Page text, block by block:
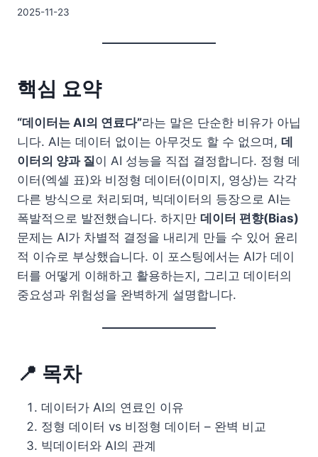
By
2025-11-23
핵심 요약
“데이터는 AI의 연료다”라는 말은 단순한 비유가 아닙
니다. AI는 데이터 없이는 아무것도 할 수 없으며, 데
이터의 양과 질이 AI 성능을 직접 결정합니다. 정형 데
이터(엑셀 표)와 비정형 데이터(이미지, 영상)는 각각
다른 방식으로 처리되며, 빅데이터의 등장으로 AI는
폭발적으로 발전했습니다. 하지만 데이터 편향(Bias)
문제는 AI가 차별적 결정을 내리게 만들 수 있어 윤리
적 이슈로 부상했습니다. 이 포스팅에서는 AI가 데이
터를 어떻게 이해하고 활용하는지, 그리고 데이터의
중요성과 위험성을 완벽하게 설명합니다.
📍 목차
데이터가 AI의 연료인 이유
정형 데이터 vs 비정형 데이터 – 완벽 비교
빅데이터와 AI의 관계